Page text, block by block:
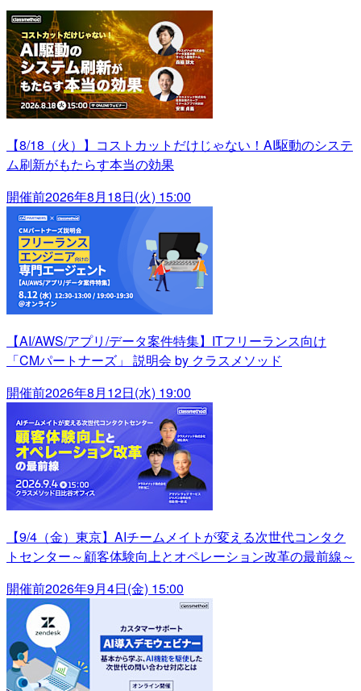
【8/18（火）】コストカットだけじゃない！AI駆動のシステ
ム刷新がもたらす本当の効果
開催前2026年8月18日(火) 15:00
【AI/AWS/アプリ/データ案件特集】ITフリーランス向け
「CMパートナーズ」 説明会 by クラスメソッド
開催前2026年8月12日(水) 19:00
【9/4（金）東京】AIチームメイトが変える次世代コンタク
トセンター～顧客体験向上とオペレーション改革の最前線～
開催前2026年9月4日(金) 15:00